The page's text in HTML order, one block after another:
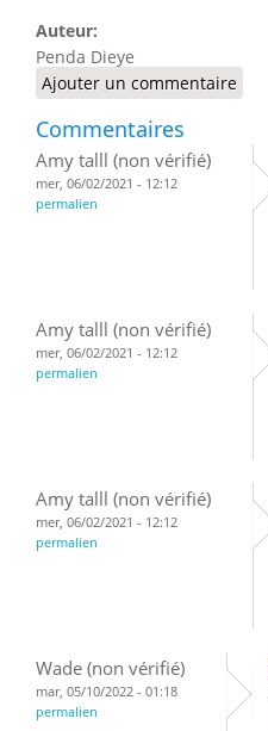
Auteur:
Penda Dieye
Ajouter un commentaire
Commentaires
Amy talll (non vérifié)
mer, 06/02/2021 - 12:12
permalien
Amy talll (non vérifié)
mer, 06/02/2021 - 12:12
permalien
Amy talll (non vérifié)
mer, 06/02/2021 - 12:12
permalien
Wade (non vérifié)
mar, 05/10/2022 - 01:18
permalien